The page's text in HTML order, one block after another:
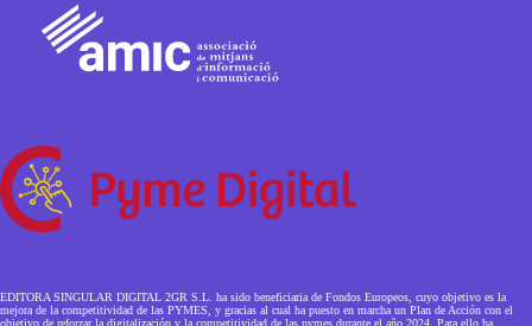
EDITORA SINGULAR DIGITAL 2GR S.L. ha sido beneficiaria de Fondos Europeos, cuyo objetivo es la
mejora de la competitividad de las PYMES, y gracias al cual ha puesto en marcha un Plan de Acción con el